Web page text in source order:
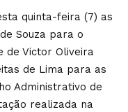
quinta-feira (7) as
Souza para o
de Victor Oliveira
de Lima para as
Administrativo de
realizada na